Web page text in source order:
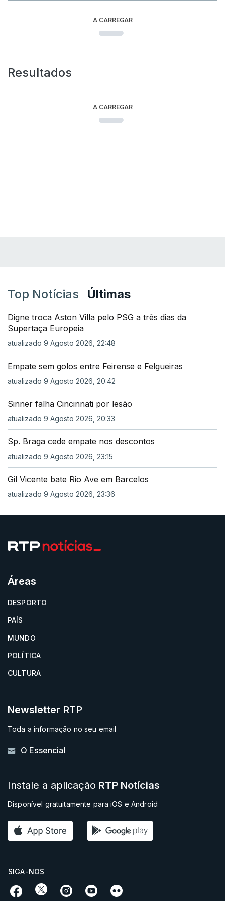
A CARREGAR
Resultados
A CARREGAR
Top Notícias Últimas
Digne troca Aston Villa pelo PSG a três dias da
Supertaça Europeia
atualizado 9 Agosto 2026, 22:48
Empate sem golos entre Feirense e Felgueiras
atualizado 9 Agosto 2026, 20:42
Sinner falha Cincinnati por lesão
atualizado 9 Agosto 2026, 20:33
Sp. Braga cede empate nos descontos
atualizado 9 Agosto 2026, 23:15
Gil Vicente bate Rio Ave em Barcelos
atualizado 9 Agosto 2026, 23:36
Áreas
DESPORTO
PAÍS
MUNDO
POLÍTICA
CULTURA
Newsletter RTP
Toda a informação no seu email
O Essencial
Instale a aplicação RTP Notícias
Disponível gratuitamente para iOS e Android
SIGA-NOS